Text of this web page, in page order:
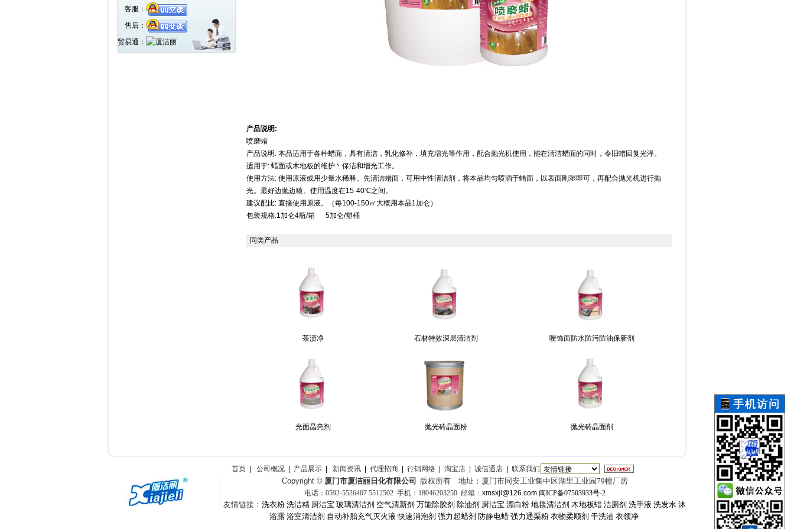
客服：
售后：
贸易通：
产品说明:
喷磨蜡
产品说明: 本品适用于各种蜡面，具有淸洁，乳化修补，填充増光等作用，配合抛光机使用，能在淸洁蜡面的同时，令旧蜡回复光泽。
适用于: 蜡面或木地板的维护丶保洁和增光工作。
使用方法: 使用原液或用少量水稀释。先淸洁蜡面，可用中性淸洁剂，将本品均匀喷洒于蜡面，以表面刚湿即可，再配合抛光机进行抛
光。最好边抛边喷。使用温度在15-40℃之间。
建议配比: 直接使用原液。（每100-150㎡大概用本品1加仑）
包装规格:1加仑4瓶/箱 5加仑/塑桶
同类产品
茶渍净 石材特效深层清洁剂 哽饰面防水防污防油保新剂
光面晶亮剂 抛光砖晶面粉 抛光砖晶面剂
首页 公司概况 产品展示 新闻资讯 代理招商 行销网络 淘宝店 诚信通店 联系我们
Copyright © 厦门市厦洁丽日化有限公司 版权所有 地址： 厦门市同安工业集中区湖里工业园79幢厂房
电话： 0592-5526407 5512502 手机：18046203250 邮箱： xmsxjl@126.com 闽ICP备07503933号-2
友情链接： 洗衣粉 洗洁精 厨洁宝 玻璃清洁剂 空气清新剂 万能除胶剂 除油剂 厨洁宝 漂白粉 地毯清洁剂 木地板蜡 洁厕剂 洗手液 洗发水 沐
浴露 浴室清洁剂 自动补胎充气灭火液 快速消泡剂 强力起蜡剂 防静电蜡 强力通渠粉 衣物柔顺剂 干洗油 衣领净